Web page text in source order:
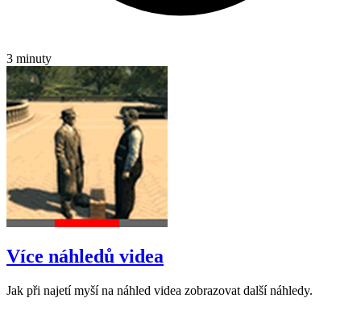
3 minuty
Více náhledů videa
Jak při najetí myší na náhled videa zobrazovat další náhledy.